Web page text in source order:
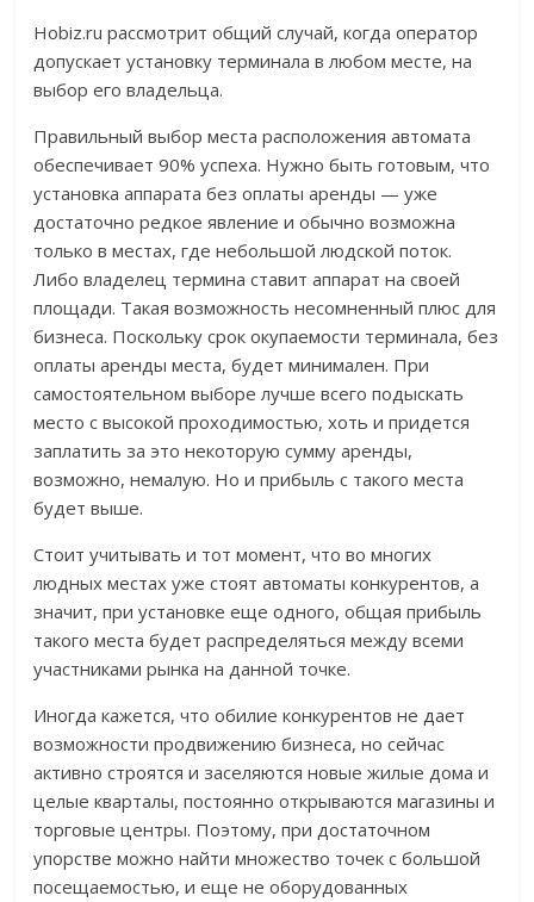
Hobiz.ru рассмотрит общий случай, когда оператор
допускает установку терминала в любом месте, на
выбор его владельца.
Правильный выбор места расположения автомата
обеспечивает 90% успеха. Нужно быть готовым, что
установка аппарата без оплаты аренды — уже
достаточно редкое явление и обычно возможна
только в местах, где небольшой людской поток.
Либо владелец термина ставит аппарат на своей
площади. Такая возможность несомненный плюс для
бизнеса. Поскольку срок окупаемости терминала, без
оплаты аренды места, будет минимален. При
самостоятельном выборе лучше всего подыскать
место с высокой проходимостью, хоть и придется
заплатить за это некоторую сумму аренды,
возможно, немалую. Но и прибыль с такого места
будет выше.
Стоит учитывать и тот момент, что во многих
людных местах уже стоят автоматы конкурентов, а
значит, при установке еще одного, общая прибыль
такого места будет распределяться между всеми
участниками рынка на данной точке.
Иногда кажется, что обилие конкурентов не дает
возможности продвижению бизнеса, но сейчас
активно строятся и заселяются новые жилые дома и
целые кварталы, постоянно открываются магазины и
торговые центры. Поэтому, при достаточном
упорстве можно найти множество точек с большой
посещаемостью, и еще не оборудованных